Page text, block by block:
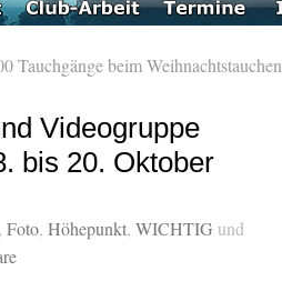
Tauchgänge beim Weihnachtstauchen
Videogruppe
bis 20. Oktober
Foto, Höhepunkt, WICHTIG und